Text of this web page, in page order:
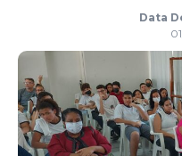
Data